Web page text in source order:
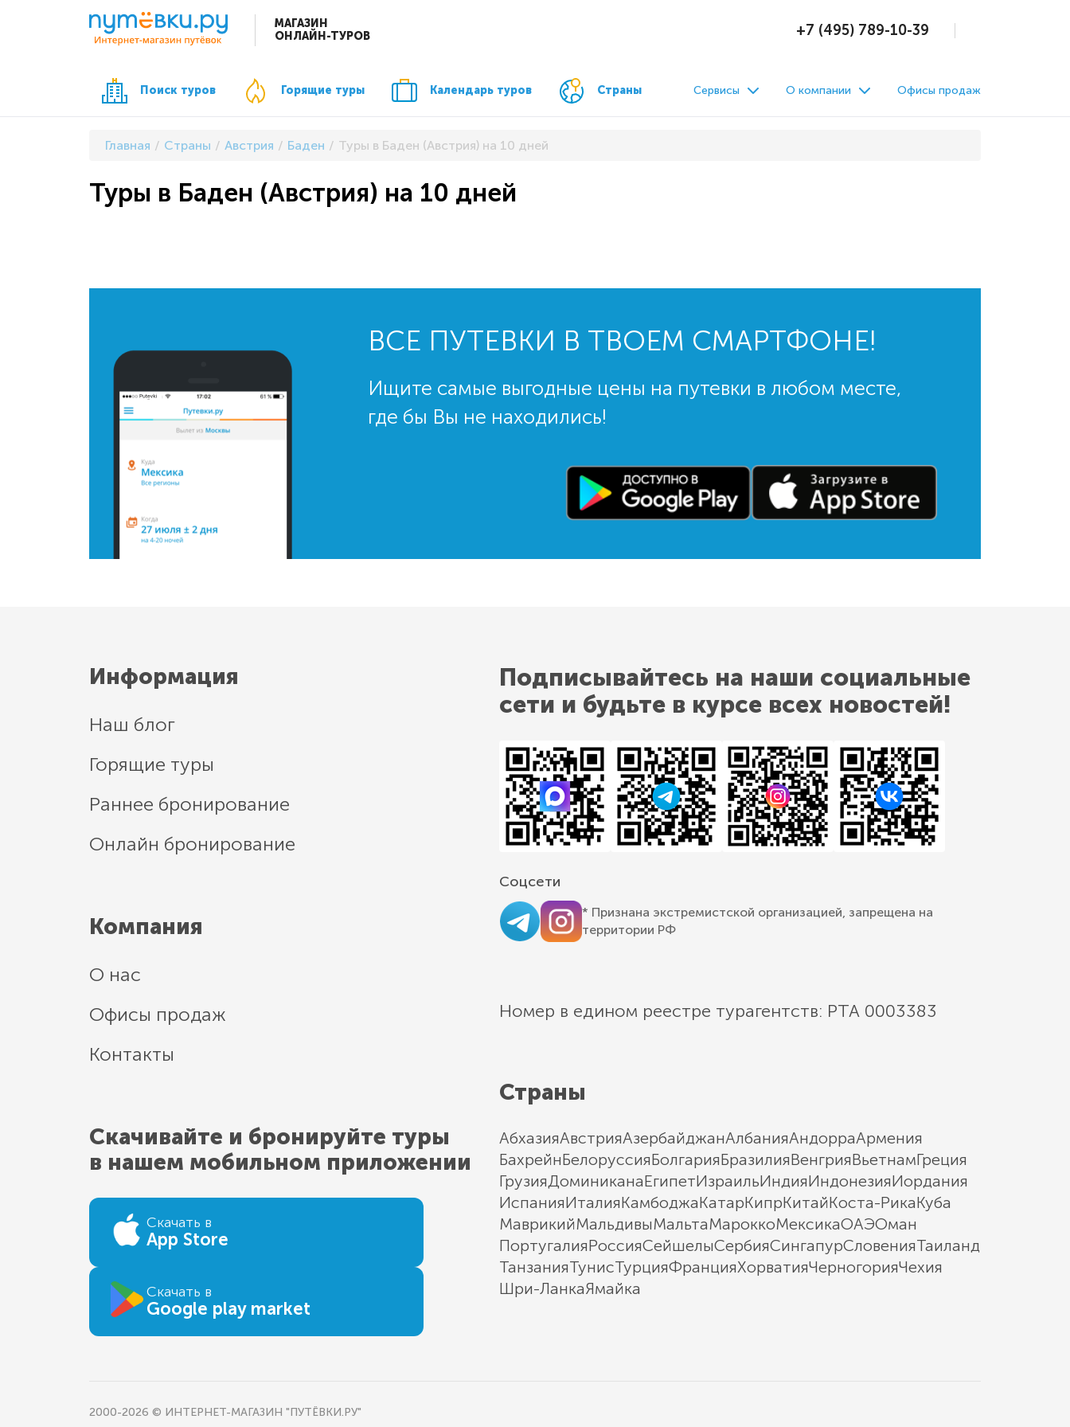
МАГАЗИН
ОНЛАЙН-ТУРОВ
+7 (495) 789-10-39
Поиск туров Горящие туры Календарь туров Страны Сервисы О компании Офисы продаж
Главная Страны Австрия Баден Туры в Баден (Австрия) на 10 дней
Туры в Баден (Австрия) на 10 дней
ВСЕ ПУТЕВКИ В ТВОЕМ СМАРТФОНЕ!
Ищите самые выгодные цены на путевки в любом месте,
где бы Вы не находились!
Информация
Наш блог
Горящие туры
Раннее бронирование
Онлайн бронирование
Компания
О нас
Офисы продаж
Контакты
Скачивайте и бронируйте туры
в нашем мобильном приложении
Скачать в
App Store
Скачать в
Google play market
Подписывайтесь на наши социальные
сети и будьте в курсе всех новостей!
Соцсети
* Признана экстремистской организацией, запрещена на
территории РФ
Номер в едином реестре турагентств: РТА 0003383
Страны
АбхазияАвстрияАзербайджанАлбанияАндорраАрмения
БахрейнБелоруссияБолгарияБразилияВенгрияВьетнамГреция
ГрузияДоминиканаЕгипетИзраильИндияИндонезияИордания
ИспанияИталияКамбоджаКатарКипрКитайКоста-РикаКуба
МаврикийМальдивыМальтаМароккоМексикаОАЭОман
ПортугалияРоссияСейшелыСербияСингапурСловенияТаиланд
ТанзанияТунисТурцияФранцияХорватияЧерногорияЧехия
Шри-ЛанкаЯмайка
2000-2026 © ИНТЕРНЕТ-МАГАЗИН "ПУТЁВКИ.РУ"